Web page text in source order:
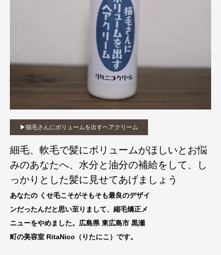
▶︎猫毛さんにボリュームを出すヘアクリーム
細毛、軟毛で髪にボリュームがほしいとお悩
みのあなたへ、水分と油分の補給をして、し
っかりとした髪に見せてあげましょう
あなたの くせ毛こそがそもそも最良のデザイ
ンだったんだと思い至りまして、縮毛矯正メ
ニューをやめました。広島県 東広島市 黒瀬
町の美容室 RitaNico （りたにこ）です。